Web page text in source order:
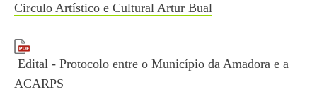
Circulo Artístico e Cultural Artur Bual
Edital - Protocolo entre o Município da Amadora e a
ACARPS